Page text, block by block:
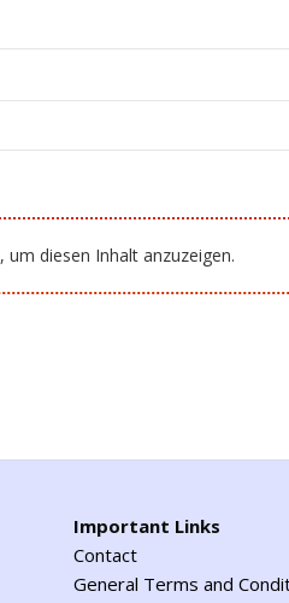
, um diesen Inhalt anzuzeigen.
Important Links
Contact
General Terms and